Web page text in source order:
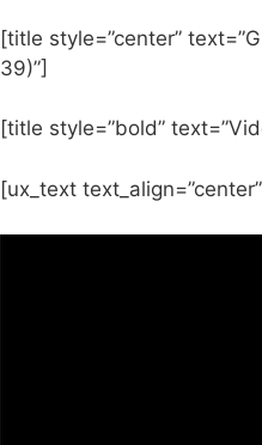
[title style=”center”
39)”]
[title style=”bold”
[ux_text